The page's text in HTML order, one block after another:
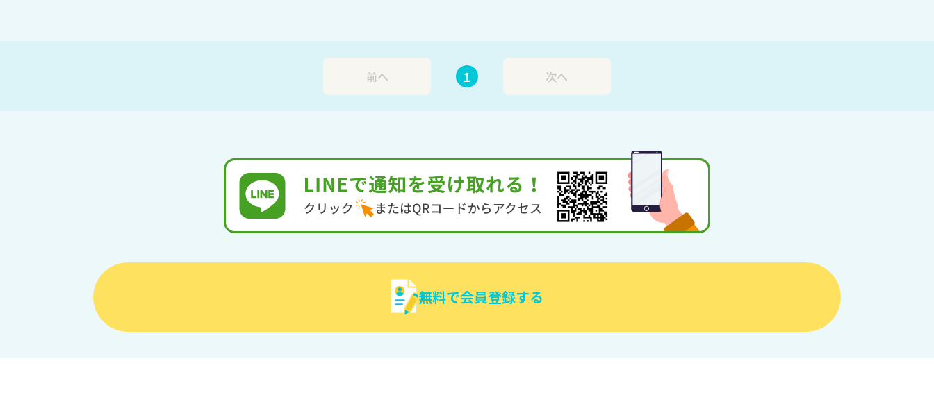
前へ 1 次へ
無料で会員登録する